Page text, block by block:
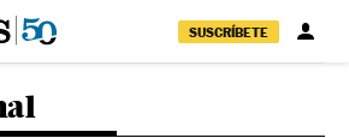
SUSCRÍBETE